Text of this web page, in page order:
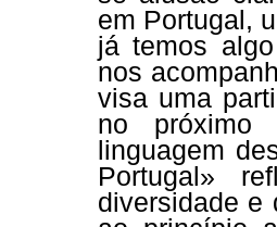
em Portugal,
já temos
nos
visa uma
no próximo
linguagem
Portugal»
diversidade e